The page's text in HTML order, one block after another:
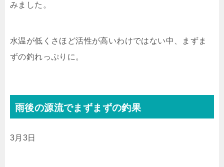
みました。
水温が低くさほど活性が高いわけではない中、まずま
ずの釣れっぷりに。
雨後の源流でまずまずの釣果
3月3日